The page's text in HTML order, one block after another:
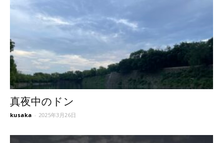
真夜中のドン
kusaka - 2025年3月26日